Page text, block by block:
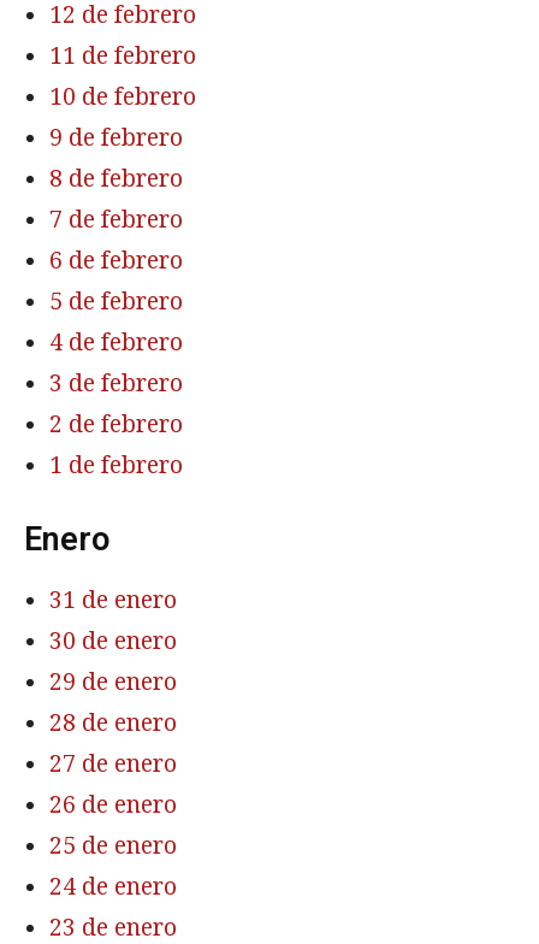
12 de febrero
11 de febrero
10 de febrero
9 de febrero
8 de febrero
7 de febrero
6 de febrero
5 de febrero
4 de febrero
3 de febrero
2 de febrero
1 de febrero
Enero
31 de enero
30 de enero
29 de enero
28 de enero
27 de enero
26 de enero
25 de enero
24 de enero
23 de enero